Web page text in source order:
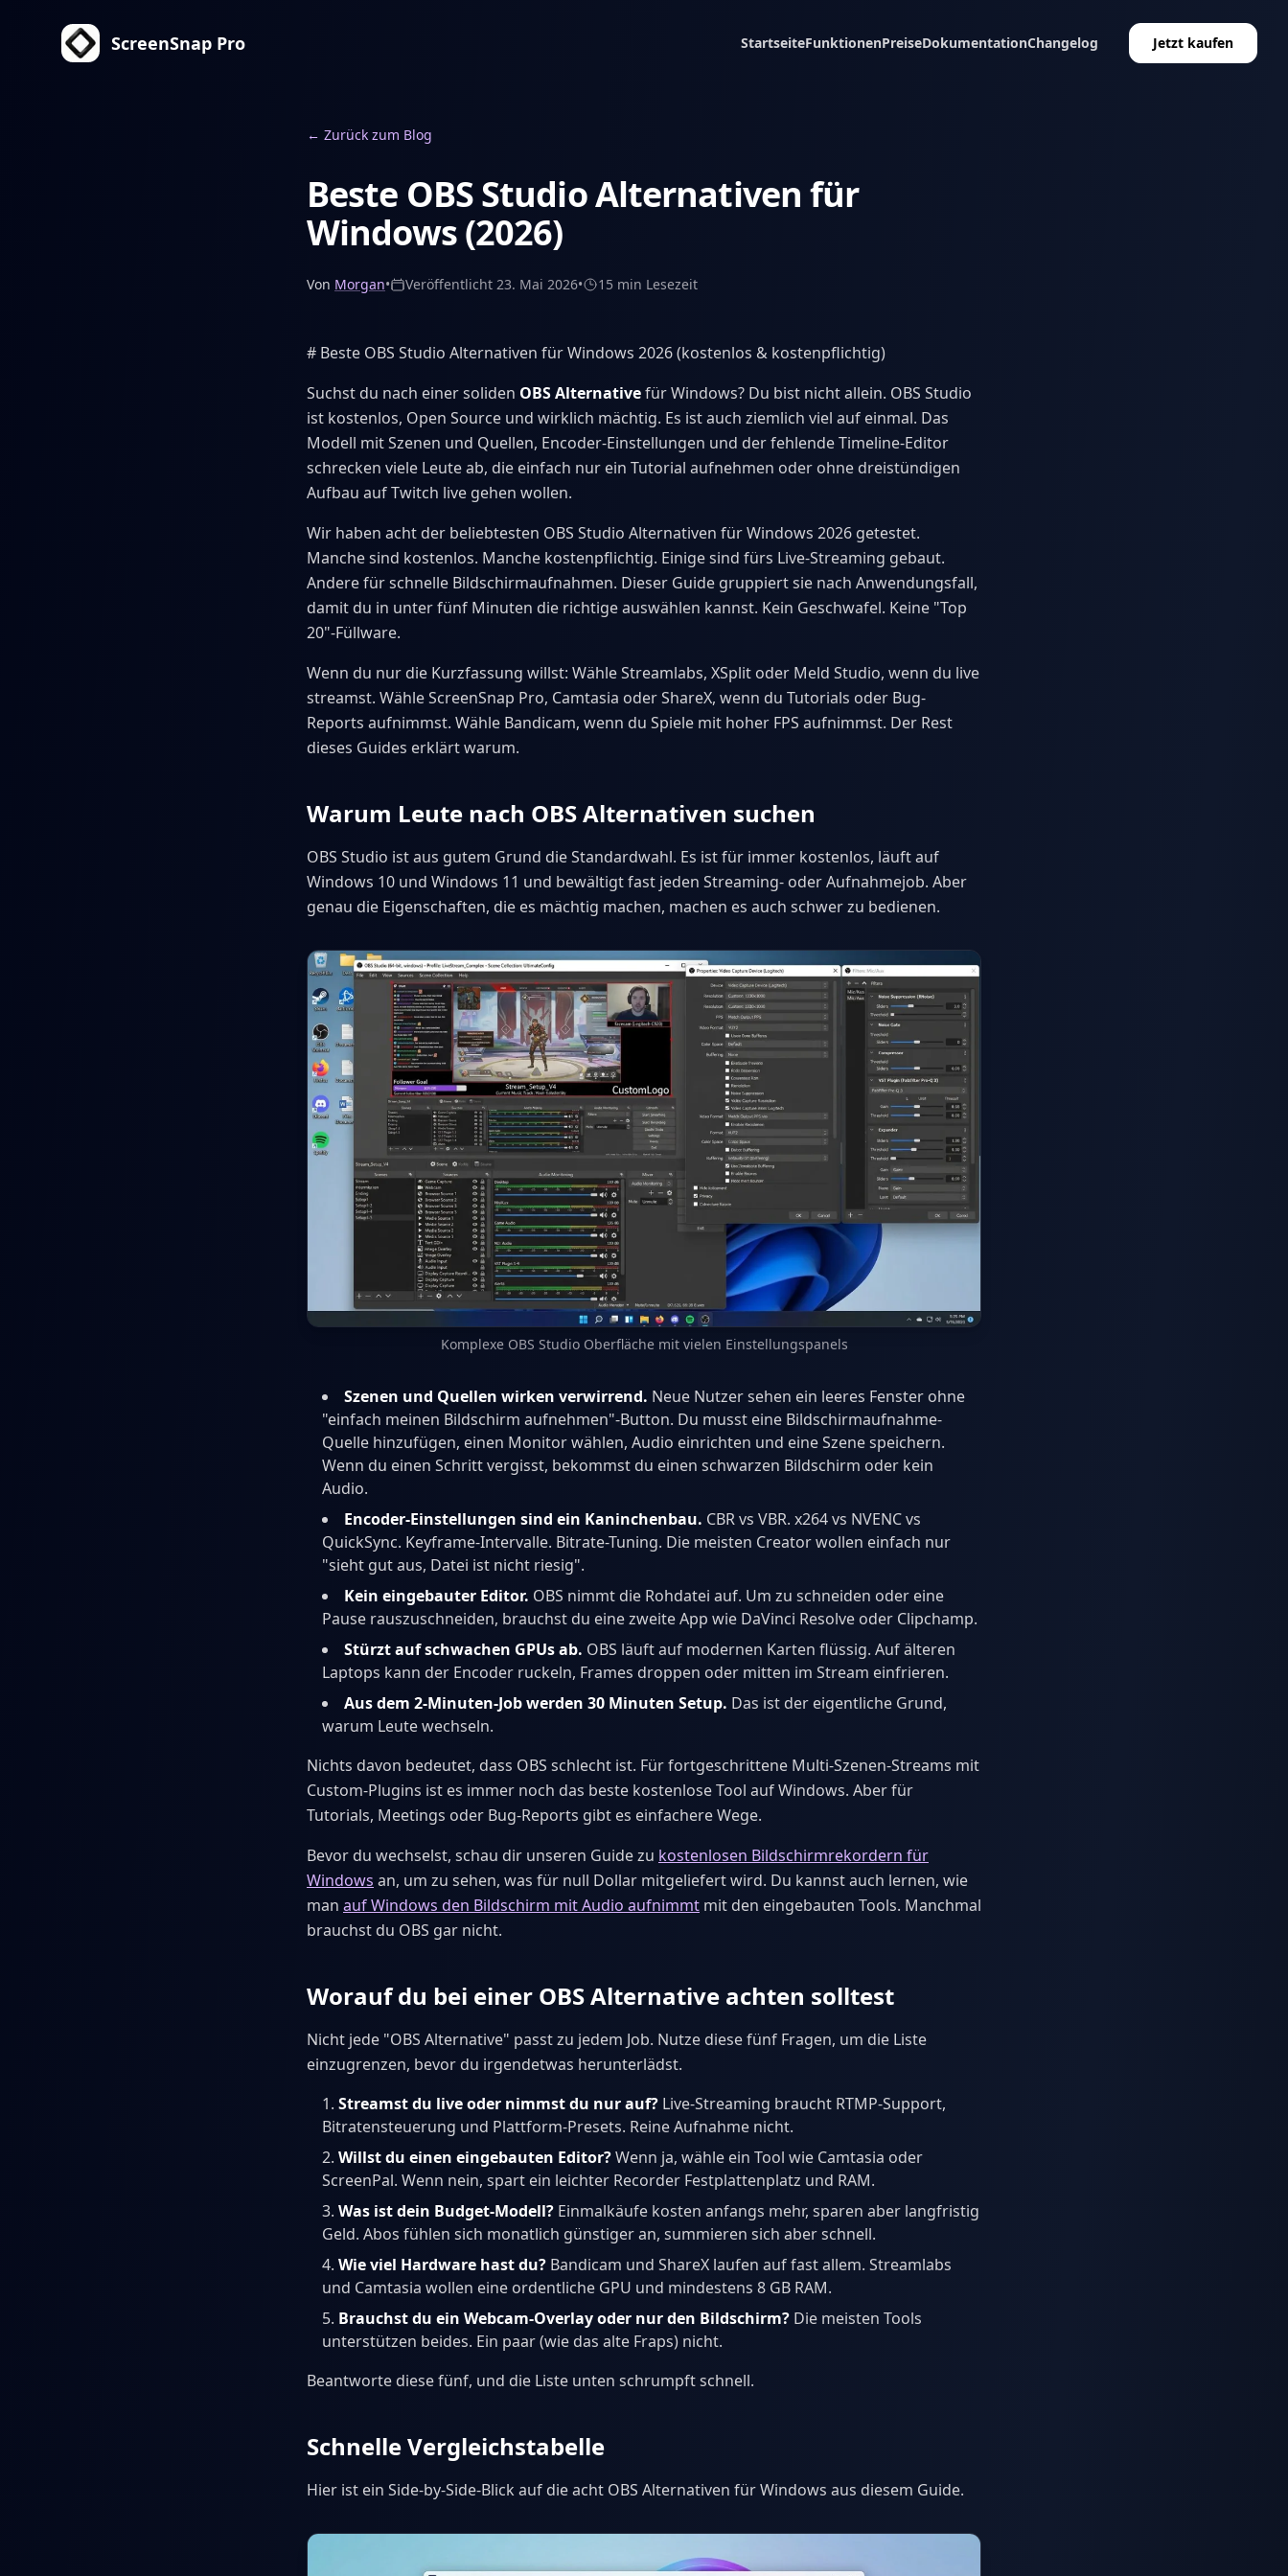
ScreenSnap Pro StartseiteFunktionenPreiseDokumentationChangelog Jetzt kaufen
← Zurück zum Blog
Beste OBS Studio Alternativen für
Windows (2026)
Von Morgan• Veröffentlicht 23. Mai 2026• 15 min Lesezeit
# Beste OBS Studio Alternativen für Windows 2026 (kostenlos & kostenpflichtig)
Suchst du nach einer soliden OBS Alternativefür Windows? Du bist nicht allein. OBS Studio
ist kostenlos, Open Source und wirklich mächtig. Es ist auch ziemlich viel auf einmal. Das
Modell mit Szenen und Quellen, Encoder-Einstellungen und der fehlende Timeline-Editor
schrecken viele Leute ab, die einfach nur ein Tutorial aufnehmen oder ohne dreistündigen
Aufbau auf Twitch live gehen wollen.
Wir haben acht der beliebtesten OBS Studio Alternativen für Windows 2026 getestet.
Manche sind kostenlos. Manche kostenpflichtig. Einige sind fürs Live-Streaming gebaut.
Andere für schnelle Bildschirmaufnahmen. Dieser Guide gruppiert sie nach Anwendungsfall,
damit du in unter fünf Minuten die richtige auswählen kannst. Kein Geschwafel. Keine "Top
20"-Füllware.
Wenn du nur die Kurzfassung willst: Wähle Streamlabs, XSplit oder Meld Studio, wenn du live
streamst. Wähle ScreenSnap Pro, Camtasia oder ShareX, wenn du Tutorials oder Bug-
Reports aufnimmst. Wähle Bandicam, wenn du Spiele mit hoher FPS aufnimmst. Der Rest
dieses Guides erklärt warum.
Warum Leute nach OBS Alternativen suchen
OBS Studio ist aus gutem Grund die Standardwahl. Es ist für immer kostenlos, läuft auf
Windows 10 und Windows 11 und bewältigt fast jeden Streaming- oder Aufnahmejob. Aber
genau die Eigenschaften, die es mächtig machen, machen es auch schwer zu bedienen.
Komplexe OBS Studio Oberfläche mit vielen Einstellungspanels
Szenen und Quellen wirken verwirrend. Neue Nutzer sehen ein leeres Fenster ohne
"einfach meinen Bildschirm aufnehmen"-Button. Du musst eine Bildschirmaufnahme-
Quelle hinzufügen, einen Monitor wählen, Audio einrichten und eine Szene speichern.
Wenn du einen Schritt vergisst, bekommst du einen schwarzen Bildschirm oder kein
Audio.
Encoder-Einstellungen sind ein Kaninchenbau. CBR vs VBR. x264 vs NVENC vs
QuickSync. Keyframe-Intervalle. Bitrate-Tuning. Die meisten Creator wollen einfach nur
"sieht gut aus, Datei ist nicht riesig".
Kein eingebauter Editor. OBS nimmt die Rohdatei auf. Um zu schneiden oder eine
Pause rauszuschneiden, brauchst du eine zweite App wie DaVinci Resolve oder Clipchamp.
Stürzt auf schwachen GPUs ab. OBS läuft auf modernen Karten flüssig. Auf älteren
Laptops kann der Encoder ruckeln, Frames droppen oder mitten im Stream einfrieren.
Aus dem 2-Minuten-Job werden 30 Minuten Setup. Das ist der eigentliche Grund,
warum Leute wechseln.
Nichts davon bedeutet, dass OBS schlecht ist. Für fortgeschrittene Multi-Szenen-Streams mit
Custom-Plugins ist es immer noch das beste kostenlose Tool auf Windows. Aber für
Tutorials, Meetings oder Bug-Reports gibt es einfachere Wege.
Bevor du wechselst, schau dir unseren Guide zu kostenlosen Bildschirmrekordern für
Windows an, um zu sehen, was für null Dollar mitgeliefert wird. Du kannst auch lernen, wie
man auf Windows den Bildschirm mit Audio aufnimmt mit den eingebauten Tools. Manchmal
brauchst du OBS gar nicht.
Worauf du bei einer OBS Alternative achten solltest
Nicht jede "OBS Alternative" passt zu jedem Job. Nutze diese fünf Fragen, um die Liste
einzugrenzen, bevor du irgendetwas herunterlädst.
Streamst du live oder nimmst du nur auf? Live-Streaming braucht RTMP-Support,
Bitratensteuerung und Plattform-Presets. Reine Aufnahme nicht.
Willst du einen eingebauten Editor?Wenn ja, wähle ein Tool wie Camtasia oder
ScreenPal. Wenn nein, spart ein leichter Recorder Festplattenplatz und RAM.
Was ist dein Budget-Modell? Einmalkäufe kosten anfangs mehr, sparen aber langfristig
Geld. Abos fühlen sich monatlich günstiger an, summieren sich aber schnell.
Wie viel Hardware hast du? Bandicam und ShareX laufen auf fast allem. Streamlabs
und Camtasia wollen eine ordentliche GPU und mindestens 8 GB RAM.
Brauchst du ein Webcam-Overlay oder nur den Bildschirm? Die meisten Tools
unterstützen beides. Ein paar (wie das alte Fraps) nicht.
Beantworte diese fünf, und die Liste unten schrumpft schnell.
Schnelle Vergleichstabelle
Hier ist ein Side-by-Side-Blick auf die acht OBS Alternativen für Windows aus diesem Guide.